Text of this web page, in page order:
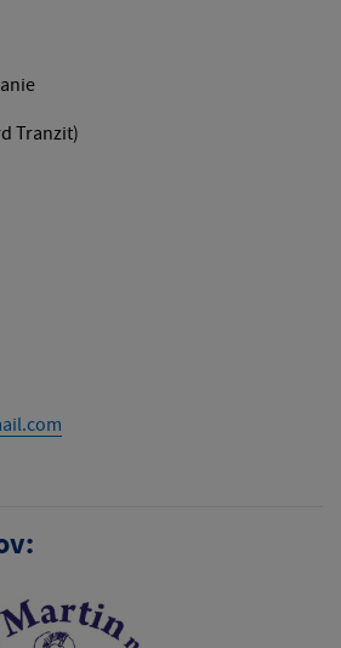
natieranie
Tranzit)